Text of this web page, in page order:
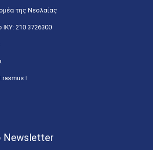
της Νεολαίας
210 3726300
Newsletter